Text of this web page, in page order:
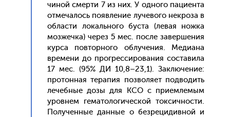
чиной смер­ти 7 из них. У од­но­го па­ци­ен­та
от­ме­чалось по­яв­ле­ние лу­чево­го нек­ро­за в
об­ласти ло­каль­но­го бус­та (ле­вая нож­ка
моз­жечка) че­рез 5 мес. пос­ле за­вер­ше­ния
кур­са пов­торно­го об­лу­чения. Ме­ди­ана
вре­мени до прог­ресси­рова­ния сос­та­вила
17 мес. (95% ДИ 10,8–23,1). Зак­лю­чение:
про­тон­ная те­рапия поз­во­ля­ет под­во­дить
ле­чеб­ные до­зы для КСО с при­ем­ле­мым
уров­нем ге­мато­логи­чес­кой ток­сичнос­ти.
По­лучен­ные дан­ные о без­ре­цидив­ной и